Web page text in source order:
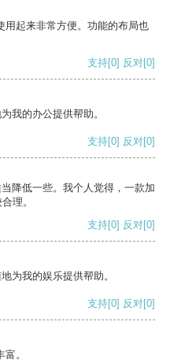
用起来非常方便。功能的布局也
支持[0] 反对[0]
我的办公提供帮助。
支持[0] 反对[0]
降低一些。我个人觉得，一款加
理。
支持[0] 反对[0]
为我的娱乐提供帮助。
支持[0] 反对[0]
。